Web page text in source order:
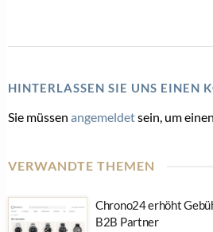
HINTERLASSEN SIE UNS EINEN
Sie müssen angemeldetsein, um
VERWANDTE THEMEN
Chrono24 erhöht
B2B Partner